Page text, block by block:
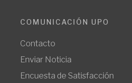
COMUNICACIÓN UPO
Contacto
Enviar Noticia
Encuesta de Satisfacción